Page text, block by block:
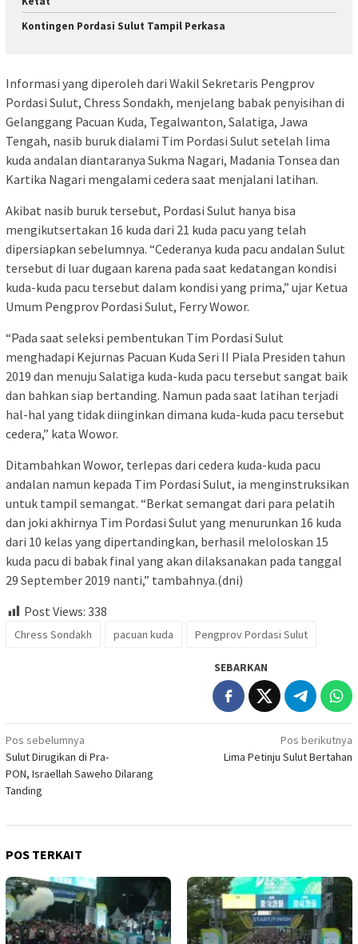
Kontingen Pordasi Sulut Tampil Perkasa
Informasi yang diperoleh dari Wakil Sekretaris Pengprov
Pordasi Sulut, Chress Sondakh, menjelang babak penyisihan di
Gelanggang Pacuan Kuda, Tegalwanton, Salatiga, Jawa
Tengah, nasib buruk dialami Tim Pordasi Sulut setelah lima
kuda andalan diantaranya Sukma Nagari, Madania Tonsea dan
Kartika Nagari mengalami cedera saat menjalani latihan.
Akibat nasib buruk tersebut, Pordasi Sulut hanya bisa
mengikutsertakan 16 kuda dari 21 kuda pacu yang telah
dipersiapkan sebelumnya. “Cederanya kuda pacu andalan Sulut
tersebut di luar dugaan karena pada saat kedatangan kondisi
kuda-kuda pacu tersebut dalam kondisi yang prima,” ujar Ketua
Umum Pengprov Pordasi Sulut, Ferry Wowor.
“Pada saat seleksi pembentukan Tim Pordasi Sulut
menghadapi Kejurnas Pacuan Kuda Seri II Piala Presiden tahun
2019 dan menuju Salatiga kuda-kuda pacu tersebut sangat baik
dan bahkan siap bertanding. Namun pada saat latihan terjadi
hal-hal yang tidak diinginkan dimana kuda-kuda pacu tersebut
cedera,” kata Wowor.
Ditambahkan Wowor, terlepas dari cedera kuda-kuda pacu
andalan namun kepada Tim Pordasi Sulut, ia menginstruksikan
untuk tampil semangat. “Berkat semangat dari para pelatih
dan joki akhirnya Tim Pordasi Sulut yang menurunkan 16 kuda
dari 10 kelas yang dipertandingkan, berhasil meloloskan 15
kuda pacu di babak final yang akan dilaksanakan pada tanggal
29 September 2019 nanti,” tambahnya.(dni)
Post Views: 338
Chress Sondakh pacuan kuda Pengprov Pordasi Sulut
SEBARKAN
Navigasi
pos
Pos sebelumnya
Sulut Dirugikan di Pra-
PON, Israellah Saweho Dilarang
Tanding
Pos berikutnya
Lima Petinju Sulut Bertahan
POS TERKAIT